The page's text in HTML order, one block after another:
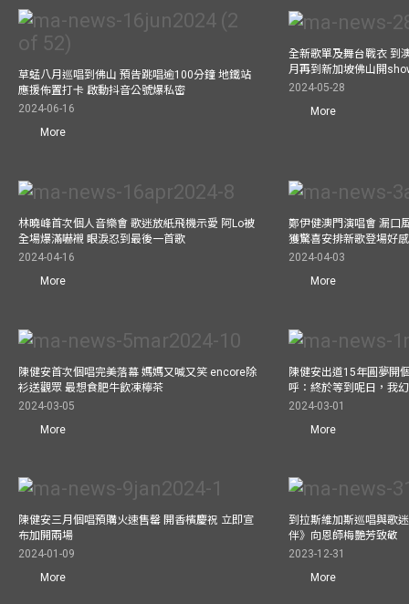
草蜢八月巡唱到佛山 預告跳唱逾100分鐘 地鐵站
應援佈置打卡 啟動抖音公號爆私密
2024-06-16
More
全新歌單及舞台戰衣 到
月再到新加坡佛山開
2024-05-28
More
林曉峰首次個人音樂會 歌迷放紙飛機示愛 阿Lo被
全場爆滿嚇襯 眼淚忍到最後一首歌
2024-04-16
More
鄭伊健澳門演唱會 漏口
獲驚喜安排新歌登場好
2024-04-03
More
陳健安首次個唱完美落幕 媽媽又喊又笑 encore除
衫送觀眾 最想食肥牛飲凍檸茶
2024-03-05
More
陳健安出道15年圓夢開
呼：終於等到呢日，我
2024-03-01
More
陳健安三月個唱預購火速售罄 開香檳慶祝 立即宣
布加開兩場
2024-01-09
More
到拉斯維加斯巡唱與歌
伴》向恩師梅艷芳致敬
2023-12-31
More